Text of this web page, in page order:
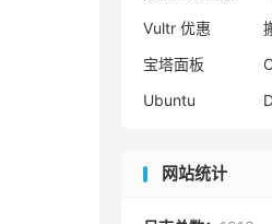
热门标签